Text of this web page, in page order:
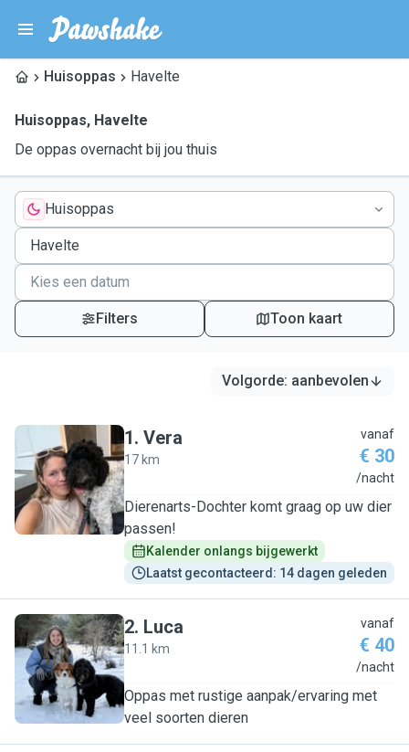
Huisoppas Havelte
Huisoppas, Havelte
De oppas overnacht bij jou thuis
Huisoppas
Filters Toon kaart
Volgorde: aanbevolen
V
1. Vera
17 km
vanaf
€ 30
/nacht
Dierenarts-Dochter komt graag op uw dier
passen!
Kalender onlangs bijgewerkt
Laatst gecontacteerd: 14 dagen geleden
L
2. Luca
11.1 km
vanaf
€ 40
/nacht
Oppas met rustige aanpak/ervaring met
veel soorten dieren